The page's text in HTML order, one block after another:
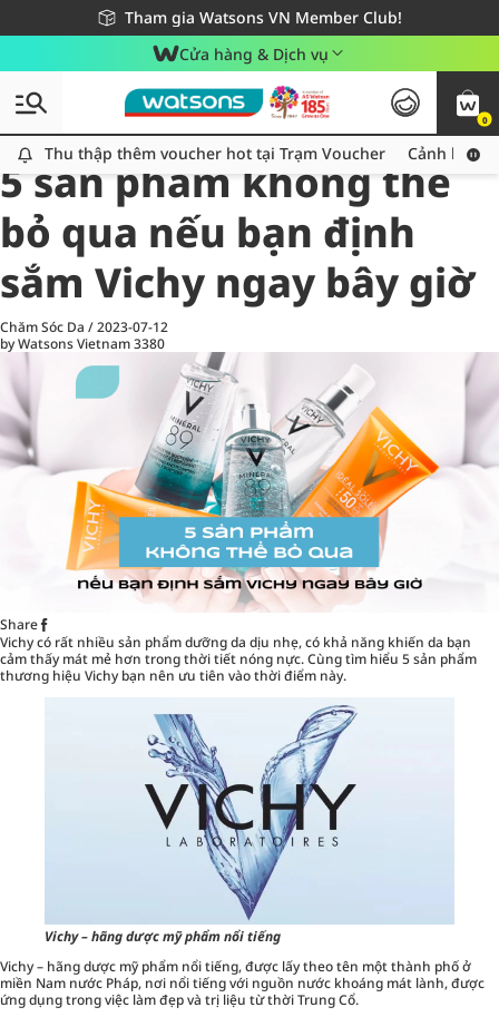
Tham gia Watsons VN Member Club!
Miễn phí giao hàng cho đơn hàng từ 249,000Đ
Giao hàng nhanh 24h - Áp dụng khu vực TP. Hồ Chí Minh
Cửa hàng & Dịch vụ
0
Thu thập thêm voucher hot tại Trạm Voucher
Thu thập thêm voucher hot tại Trạm Voucher Cảnh báo
All
Chăm Sóc Cá Nhân
5 sản phẩm không thể
bỏ qua nếu bạn định
sắm Vichy ngay bây giờ
Chăm Sóc Da /2023-07-12
by Watsons Vietnam3380
Share
Vichy có rất nhiều sản phẩm dưỡng da dịu nhẹ, có khả năng khiến da bạn
cảm thấy mát mẻ hơn trong thời tiết nóng nực. Cùng tìm hiểu 5 sản phẩm
thương hiệu Vichybạn nên ưu tiên vào thời điểm này.
Vichy – hãng dược mỹ phẩm nổi tiếng
Vichy – hãng dược mỹ phẩm nổi tiếng, được lấy theo tên một thành phố ở
miền Nam nước Pháp, nơi nổi tiếng với nguồn nước khoáng mát lành, được
ứng dụng trong việc làm đẹp và trị liệu từ thời Trung Cổ.